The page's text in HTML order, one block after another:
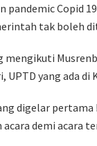
pandemic Copid
tak boleh
mengikuti
UPTD yang ada
digelar
demi acara